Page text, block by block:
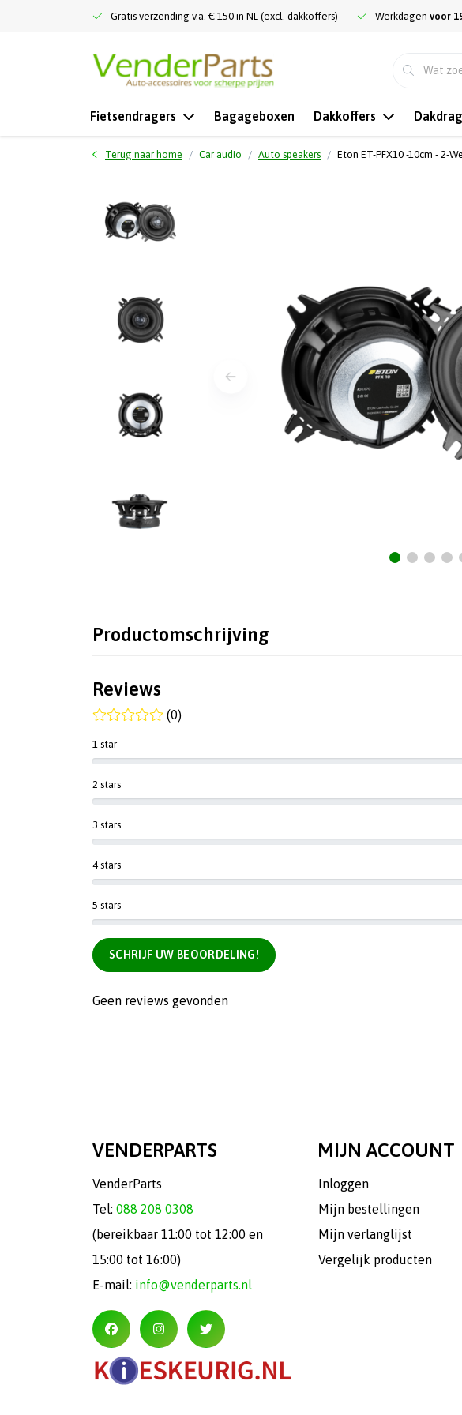
Gratis verzending v.a. € 150 in NL (excl. dakkoffers) Werkdagen voor
Fietsendragers Bagageboxen Dakkoffers
Terug naar home Car audio Auto speakers Eton ET-PFX10 -10cm - 2-
Productomschrijving
Reviews
(0)
1 star
2 stars
3 stars
4 stars
5 stars
SCHRIJF UW BEOORDELING!
Geen reviews gevonden
VENDERPARTS
VenderParts
Tel: 088 208 0308
(bereikbaar 11:00 tot 12:00 en
15:00 tot 16:00)
E-mail: info@venderparts.nl
MIJN ACCOUNT
Inloggen
Mijn bestellingen
Mijn verlanglijst
Vergelijk producten